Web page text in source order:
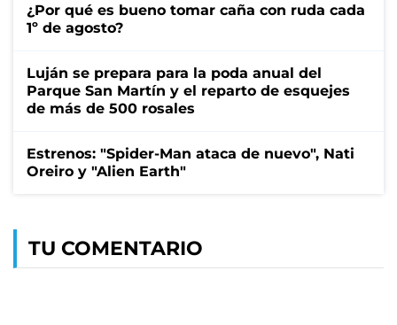
¿Por qué es bueno tomar caña con ruda cada
1º de agosto?
Luján se prepara para la poda anual del
Parque San Martín y el reparto de esquejes
de más de 500 rosales
Estrenos: "Spider-Man ataca de nuevo", Nati
Oreiro y "Alien Earth"
TU COMENTARIO